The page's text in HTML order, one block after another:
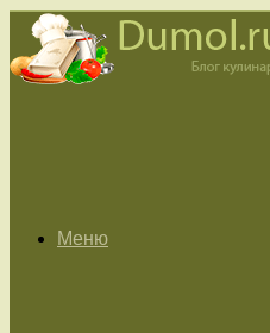
Меню